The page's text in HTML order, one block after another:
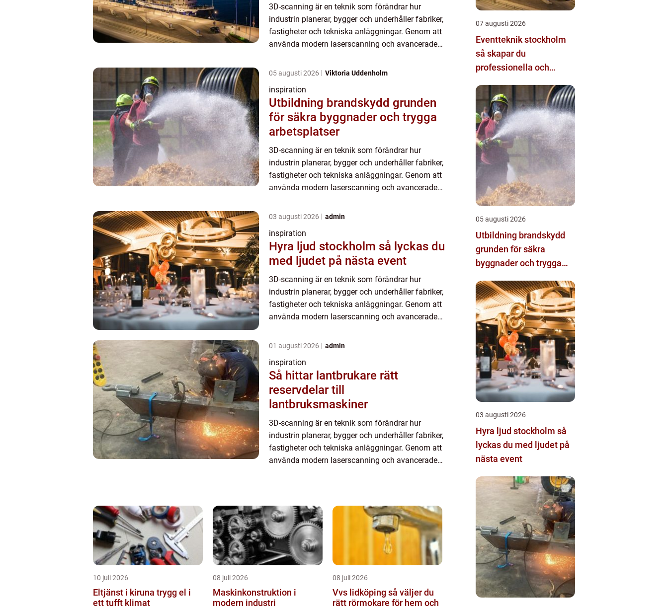
3D-scanning är en teknik som förändrar hur
industrin planerar, bygger och underhåller fabriker,
fastigheter och tekniska anläggningar. Genom att
använda modern laserscanning och avancerade
05 augusti 2026 Viktoria Uddenholm
inspiration
Utbildning brandskydd grunden
för säkra byggnader och trygga
arbetsplatser
3D-scanning är en teknik som förändrar hur
industrin planerar, bygger och underhåller fabriker,
fastigheter och tekniska anläggningar. Genom att
använda modern laserscanning och avancerade
03 augusti 2026 admin
inspiration
Hyra ljud stockholm så lyckas du
med ljudet på nästa event
3D-scanning är en teknik som förändrar hur
industrin planerar, bygger och underhåller fabriker,
fastigheter och tekniska anläggningar. Genom att
använda modern laserscanning och avancerade
01 augusti 2026 admin
inspiration
Så hittar lantbrukare rätt
reservdelar till
lantbruksmaskiner
3D-scanning är en teknik som förändrar hur
industrin planerar, bygger och underhåller fabriker,
fastigheter och tekniska anläggningar. Genom att
använda modern laserscanning och avancerade
10 juli 2026
Eltjänst i kiruna trygg el i
ett tufft klimat
08 juli 2026
Maskinkonstruktion i
modern industri
08 juli 2026
Vvs lidköping så väljer du
rätt rörmokare för hem och
07 augusti 2026
Eventteknik stockholm
så skapar du
professionella och
05 augusti 2026
Utbildning brandskydd
grunden för säkra
byggnader och trygga
03 augusti 2026
Hyra ljud stockholm så
lyckas du med ljudet på
nästa event